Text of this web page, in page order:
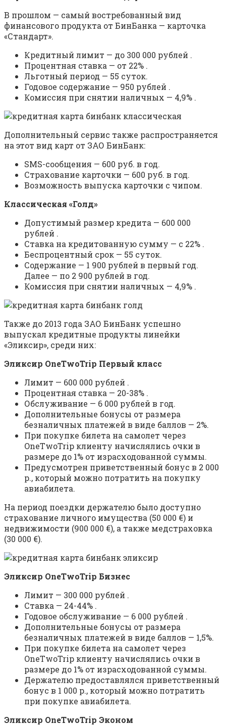
В прошлом — самый востребованный вид
финансового продукта от БинБанка — карточка
«Стандарт».
Кредитный лимит — до 300 000 рублей .
Процентная ставка — от 22% .
Льготный период — 55 суток.
Годовое содержание — 950 рублей .
Комиссия при снятии наличных — 4,9% .
Дополнительный сервис также распространяется
на этот вид карт от ЗАО БинБанк:
SMS-сообщения — 600 руб. в год.
Страхование карточки — 600 руб. в год.
Возможность выпуска карточки с чипом.
Классическая «Голд»
Допустимый размер кредита — 600 000
рублей .
Ставка на кредитованную сумму — с 22% .
Беспроцентный срок — 55 суток.
Содержание — 1 900 рублей в первый год.
Далее — по 2 900 рублей в год.
Комиссия при снятии наличных — 4,9% .
Также до 2013 года ЗАО БинБанк успешно
выпускал кредитные продукты линейки
«Эликсир», среди них:
Эликсир OneTwoTrip Первый класс
Лимит — 600 000 рублей .
Процентная ставка — 20-38% .
Обслуживание — 6 000 рублей в год.
Дополнительные бонусы от размера
безналичных платежей в виде баллов — 2%.
При покупке билета на самолет через
OneTwoTrip клиенту начислялись очки в
размере до 1% от израсходованной суммы.
Предусмотрен приветственный бонус в 2 000
р., который можно потратить на покупку
авиабилета.
На период поездки держателю было доступно
страхование личного имущества (50 000 €) и
недвижимости (900 000 €), а также медстраховка
(30 000 €).
Эликсир OneTwoTrip Бизнес
Лимит — 300 000 рублей .
Ставка — 24-44% .
Годовое обслуживание — 6 000 рублей .
Дополнительные бонусы от размера
безналичных платежей в виде баллов — 1,5%.
При покупке билета на самолет через
OneTwoTrip клиенту начислялись очки в
размере до 1% от израсходованной суммы.
Держателю предоставлялся приветственный
бонус в 1 000 р., который можно потратить
при покупке авиабилета.
Эликсир OneTwoTrip Эконом